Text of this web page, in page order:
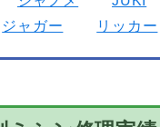
ジャガー リッカー